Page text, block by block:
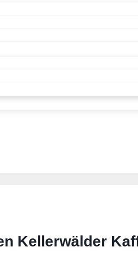
Kellerwälder